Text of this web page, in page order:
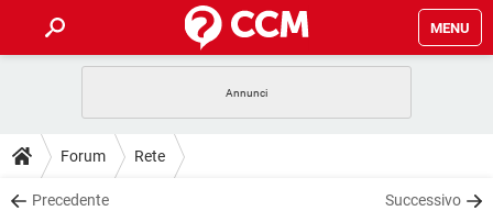
MENU
INTRATTENIMENTO
iOS
GUIDE
COVID-19
DOWNLOAD
Forum Rete
Precedente Successivo